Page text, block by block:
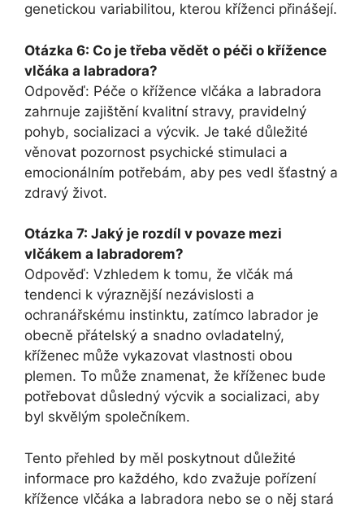
genetickou variabilitou, kterou kříženci přinášejí.
Otázka 6: Co je třeba vědět o péči o křížence
vlčáka a labradora?
Odpověď: Péče o křížence vlčáka a labradora
zahrnuje zajištění kvalitní stravy, pravidelný
pohyb, socializaci a výcvik. Je také důležité
věnovat pozornost psychické stimulaci a
emocionálním potřebám, aby pes vedl šťastný a
zdravý život.
Otázka 7: Jaký je rozdíl v povaze mezi
vlčákem a labradorem?
Odpověď: Vzhledem k tomu, že vlčák má
tendenci k výraznější nezávislosti a
ochranářskému instinktu, zatímco labrador je
obecně přátelský a snadno ovladatelný,
kříženec může vykazovat vlastnosti obou
plemen. To může znamenat, že kříženec bude
potřebovat důsledný výcvik a socializaci, aby
byl skvělým společníkem.
Tento přehled by měl poskytnout důležité
informace pro každého, kdo zvažuje pořízení
křížence vlčáka a labradora nebo se o něj stará